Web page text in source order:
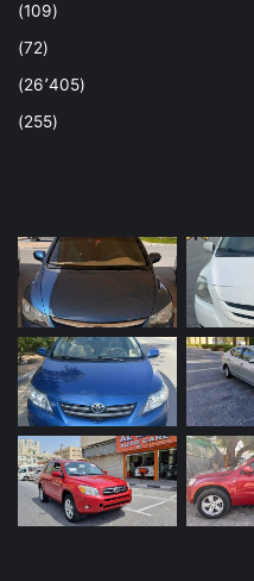
(109)
(72)
(26٬405)
(255)